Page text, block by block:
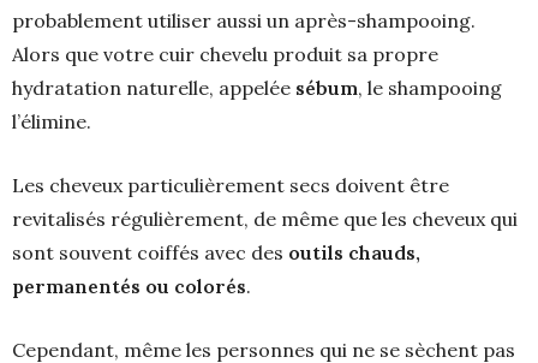
probablement utiliser aussi un après-shampooing.
Alors que votre cuir chevelu produit sa propre
hydratation naturelle, appelée sébum, le shampooing
l’élimine.
Les cheveux particulièrement secs doivent être
revitalisés régulièrement, de même que les cheveux qui
sont souvent coiffés avec des outils chauds,
permanentés ou colorés.
Cependant, même les personnes qui ne se sèchent pas